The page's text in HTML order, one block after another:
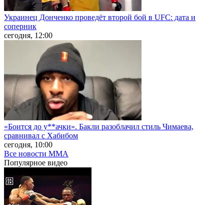
Украинец Донченко проведёт второй бой в UFC: дата и
соперник
сегодня, 12:00
«Боится до у**ачки». Бакли разоблачил стиль Чимаева,
сравнивал с Хабибом
сегодня, 10:00
Все новости MMA
Популярное видео